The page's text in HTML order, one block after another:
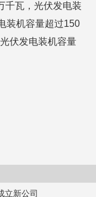
千瓦，光伏发电装
装机容量超过150
伏发电装机容量
立新公司